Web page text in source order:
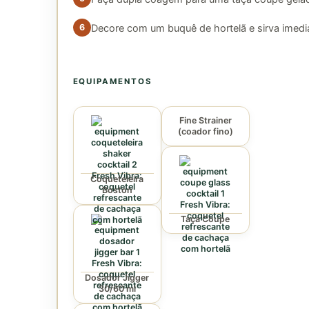
Decore com um buquê de hortelã e sirva
EQUIPAMENTOS
Coqueteleira
Boston
Dosador Jigger
30/60 ml
Fine Strainer
(coador fino)
Taça Coupe